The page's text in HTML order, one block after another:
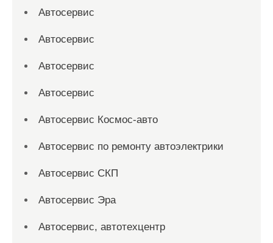
Автосервис
Автосервис
Автосервис
Автосервис
Автосервис Космос-авто
Автосервис по ремонту автоэлектрики
Автосервис СКП
Автосервис Эра
Автосервис, автотехцентр